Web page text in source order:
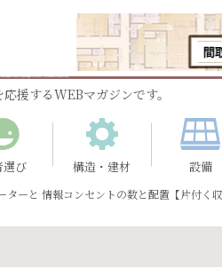
援するWEBマガジンです。
選び 構造・建材 設備
ターと 情報コンセントの数と配置【片付く収